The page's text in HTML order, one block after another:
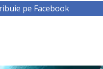
pe Facebook